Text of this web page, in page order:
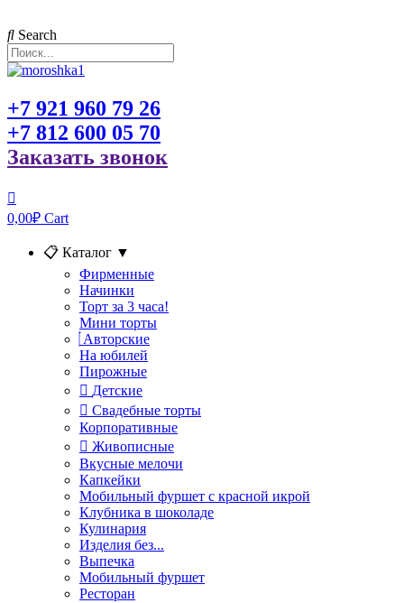
Search
+7 921 960 79 26
+7 812 600 05 70
Заказать звонок
0,00₽ Cart
📋 Каталог ▼
Фирменные
Начинки
Торт за 3 часа!
Мини торты
Авторские
На юбилей
Пирожные
Детские
Свадебные торты
Корпоративные
Живописные
Вкусные мелочи
Капкейки
Мобильный фуршет с красной икрой
Клубника в шоколаде
Кулинария
Изделия без...
Выпечка
Мобильный фуршет
Ресторан